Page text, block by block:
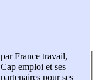
par France travail,
Cap emploi et ses
partenaires pour ses